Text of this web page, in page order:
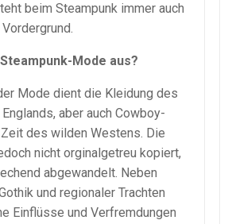
beim Steampunk immer auch
Mode aus?
Mode dient die Kleidung des
aber auch Cowboy-
des wilden Westens. Die
nicht orginalgetreu kopiert,
abgewandelt. Neben
und regionaler Trachten
Einflüsse und Verfremdungen